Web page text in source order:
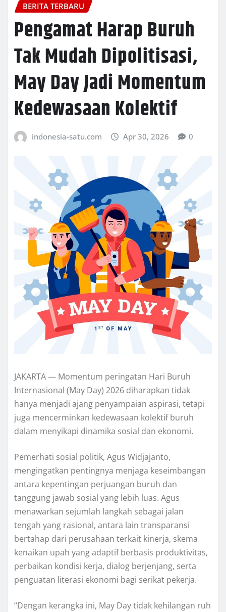
BERITA TERBARU
Pengamat Harap Buruh
Tak Mudah Dipolitisasi,
May Day Jadi Momentum
Kedewasaan Kolektif
indonesia-satu.com Apr 30, 2026 0
JAKARTA — Momentum peringatan Hari Buruh
Internasional (May Day) 2026 diharapkan tidak
hanya menjadi ajang penyampaian aspirasi, tetapi
juga mencerminkan kedewasaan kolektif buruh
dalam menyikapi dinamika sosial dan ekonomi.
Pemerhati sosial politik, Agus Widjajanto,
mengingatkan pentingnya menjaga keseimbangan
antara kepentingan perjuangan buruh dan
tanggung jawab sosial yang lebih luas. Agus
menawarkan sejumlah langkah sebagai jalan
tengah yang rasional, antara lain transparansi
bertahap dari perusahaan terkait kinerja, skema
kenaikan upah yang adaptif berbasis produktivitas,
perbaikan kondisi kerja, dialog berjenjang, serta
penguatan literasi ekonomi bagi serikat pekerja.
“Dengan kerangka ini, May Day tidak kehilangan ruh